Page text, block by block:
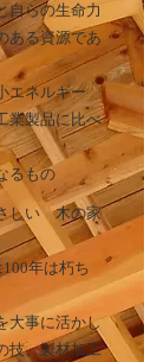
自らの生命力
ある資源であ
エネルギー
業製品に比べ
るもの
しい 木の家
年は朽ち
大事に活かし
技、製材加工